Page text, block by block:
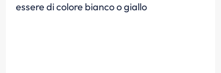
essere di colore bianco o giallo